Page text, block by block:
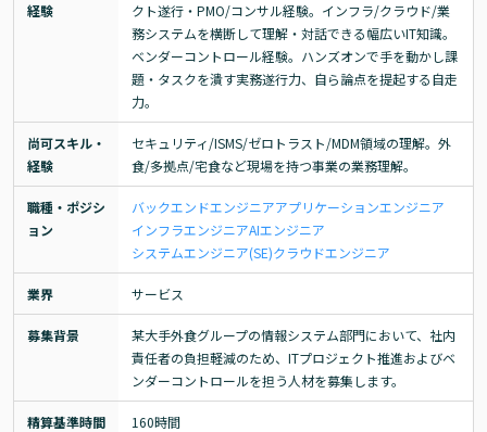
経験
クト遂行・PMO/コンサル経験。インフラ/クラウド/業
務システムを横断して理解・対話できる幅広いIT知識。
ベンダーコントロール経験。ハンズオンで手を動かし課
題・タスクを潰す実務遂行力、自ら論点を提起する自走
力。
尚可スキル・
経験
セキュリティ/ISMS/ゼロトラスト/MDM領域の理解。外
食/多拠点/宅食など現場を持つ事業の業務理解。
職種・ポジシ
ョン
バックエンドエンジニアアプリケーションエンジニア
インフラエンジニアAIエンジニア
システムエンジニア(SE)クラウドエンジニア
業界 サービス
募集背景
某大手外食グループの情報システム部門において、社内
責任者の負担軽減のため、ITプロジェクト推進およびベ
ンダーコントロールを担う人材を募集します。
精算基準時間 160時間